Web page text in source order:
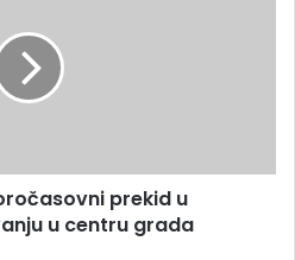
prekid u
u centru grada